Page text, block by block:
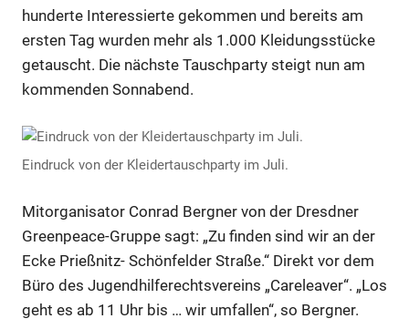
hunderte Interessierte gekommen und bereits am
ersten Tag wurden mehr als 1.000 Kleidungsstücke
getauscht. Die nächste Tauschparty steigt nun am
kommenden Sonnabend.
Eindruck von der Kleidertauschparty im Juli.
Mitorganisator Conrad Bergner von der Dresdner
Greenpeace-Gruppe sagt: „Zu finden sind wir an der
Ecke Prießnitz- Schönfelder Straße.“ Direkt vor dem
Büro des Jugendhilferechtsvereins „Careleaver“. „Los
geht es ab 11 Uhr bis … wir umfallen“, so Bergner.